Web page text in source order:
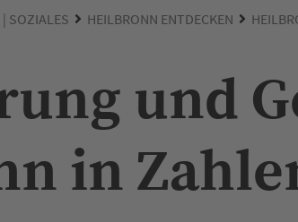
| SOZIALES HEILBRONN ENTDECKEN
und
in